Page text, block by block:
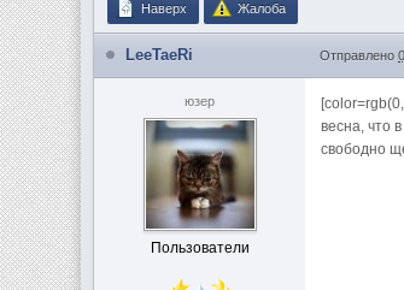
Наверх Жалоба
LeeTaeRi Отправлено
юзер
Пользователи
весна, что
свободно